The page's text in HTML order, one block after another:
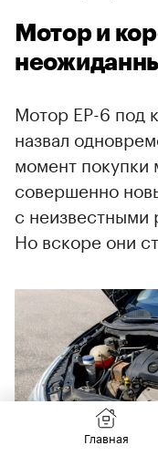
Мотор и
Мотор EP-6 под
назвал
момент
совершенно
с неизвестными
Но вскоре они
Главная